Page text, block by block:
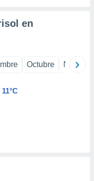
en
Octubre
11°C